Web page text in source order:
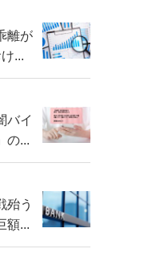
離が
...
バイ
の...
殆う
額...